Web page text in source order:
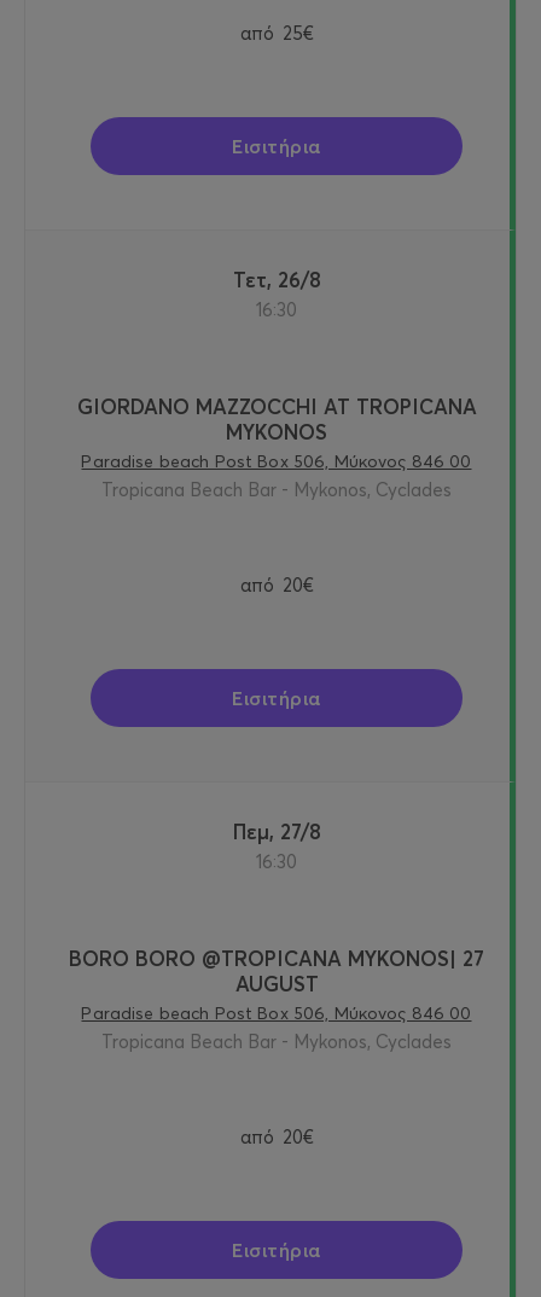
από 25€
Εισιτήρια
Τετ, 26/8
16:30
GIORDANO MAZZOCCHI AT TROPICANA
MYKONOS
Paradise beach Post Box 506, Μύκονος 846 00
Tropicana Beach Bar - Mykonos, Cyclades
από 20€
Εισιτήρια
Πεμ, 27/8
16:30
BORO BORO @TROPICANA MYKONOS| 27
AUGUST
Paradise beach Post Box 506, Μύκονος 846 00
Tropicana Beach Bar - Mykonos, Cyclades
από 20€
Εισιτήρια